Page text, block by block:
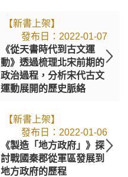
【新書上架】
2022-01-07
《從天書時代到古文運
動》透過梳理北宋前期的
政治過程，分析宋代古文
運動展開的歷史脈絡
【新書上架】
2022-01-06
《製造「地方政府」》探
討戰國秦郡從軍區發展到
地方政府的歷程